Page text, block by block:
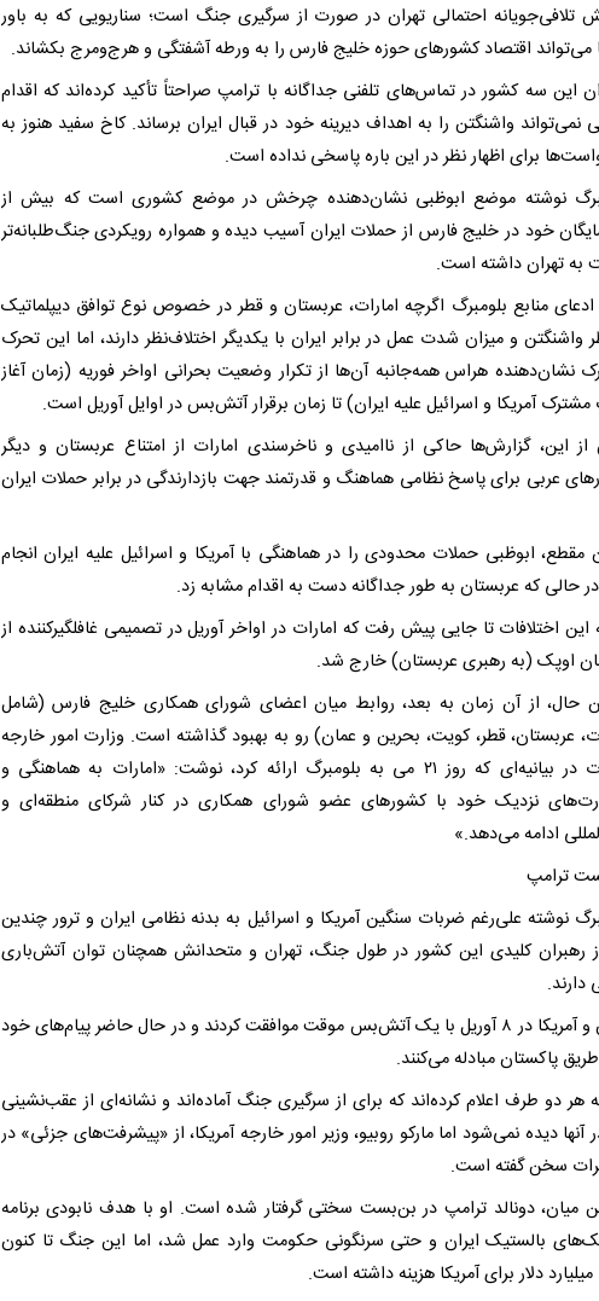
تلافی‌جویانه احتمالی تهران در صورت از سرگیری جنگ است؛ سناریویی که به باور
می‌تواند اقتصاد کشورهای حوزه خلیج فارس را به ورطه آشفتگی و هرج‌ومرج بکشاند.
این سه کشور در تماس‌های تلفنی جداگانه با ترامپ صراحتاً تأکید کرده‌اند که اقدام
نمی‌تواند واشنگتن را به اهداف دیرینه خود در قبال ایران برساند. کاخ سفید هنوز به
برای اظهار نظر در این باره پاسخی نداده است.
نوشته موضع ابوظبی نشان‌دهنده چرخش در موضع کشوری است که بیش از
خود در خلیج فارس از حملات ایران آسیب دیده و همواره رویکردی جنگ‌طلبانه‌تر
به تهران داشته است.
منابع بلومبرگ اگرچه امارات، عربستان و قطر در خصوص نوع توافق دیپلماتیک
واشنگتن و میزان شدت عمل در برابر ایران با یکدیگر اختلاف‌نظر دارند، اما این تحرک
نشان‌دهنده هراس همه‌جانبه آن‌ها از تکرار وضعیت بحرانی اواخر فوریه (زمان آغاز
آمریکا و اسرائیل علیه ایران) تا زمان برقرار آتش‌بس در اوایل آوریل است.
این، گزارش‌ها حاکی از ناامیدی و ناخرسندی امارات از امتناع عربستان و دیگر
عربی برای پاسخ نظامی هماهنگ و قدرتمند جهت بازدارندگی در برابر حملات ایران
مقطع، ابوظبی حملات محدودی را در هماهنگی با آمریکا و اسرائیل علیه ایران انجام
در حالی که عربستان به طور جداگانه دست به اقدام مشابه زد.
این اختلافات تا جایی پیش رفت که امارات در اواخر آوریل در تصمیمی غافلگیرکننده از
اوپک (به رهبری عربستان) خارج شد.
حال، از آن زمان به بعد، روابط میان اعضای شورای همکاری خلیج فارس (شامل
عربستان، قطر، کویت، بحرین و عمان) رو به بهبود گذاشته است. وزارت امور خارجه
امارات در بیانیه‌ای که روز ۲۱ می به بلومبرگ ارائه کرد، نوشت: «امارات به هماهنگی و
نزدیک خود با کشورهای عضو شورای همکاری در کنار شرکای منطقه‌ای و
ادامه می‌دهد.»
ترامپ
نوشته علی‌رغم ضربات سنگین آمریکا و اسرائیل به بدنه نظامی ایران و ترور چندین
رهبران کلیدی این کشور در طول جنگ، تهران و متحدانش همچنان توان آتش‌باری
دارند.
ایران و آمریکا در ۸ آوریل با یک آتش‌بس موقت موافقت کردند و در حال حاضر پیام‌های خود
طریق پاکستان مبادله می‌کنند.
هر دو طرف اعلام کرده‌اند که برای از سرگیری جنگ آماده‌اند و نشانه‌ای از عقب‌نشینی
آنها دیده نمی‌شود اما مارکو روبیو، وزیر امور خارجه آمریکا، از «پیشرفت‌های جزئی» در
سخن گفته است.
میان، دونالد ترامپ در بن‌بست سختی گرفتار شده است. او با هدف نابودی برنامه
بالستیک ایران و حتی سرنگونی حکومت وارد عمل شد، اما این جنگ تا کنون
دلار برای آمریکا هزینه داشته است.